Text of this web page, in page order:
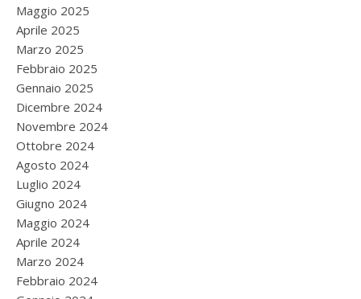
Maggio 2025
Aprile 2025
Marzo 2025
Febbraio 2025
Gennaio 2025
Dicembre 2024
Novembre 2024
Ottobre 2024
Agosto 2024
Luglio 2024
Giugno 2024
Maggio 2024
Aprile 2024
Marzo 2024
Febbraio 2024